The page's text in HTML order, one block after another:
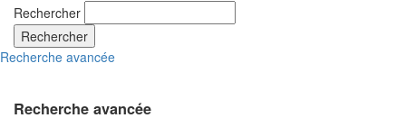
Rechercher
Rechercher
Recherche avancée
Recherche avancée